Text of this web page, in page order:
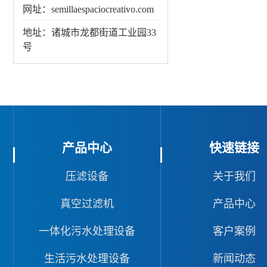
网址：semillaespaciocreativo.com
地址：诸城市龙都街道工业园33
号
产品中心
压滤设备
真空过滤机
一体化污水处理设备
生活污水处理设备
快速链接
关于我们
产品中心
客户案例
新闻动态